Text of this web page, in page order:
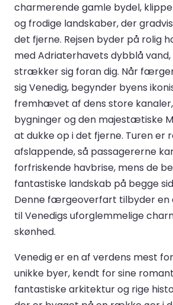
charmerende gamle bydel,
og frodige landskaber, der
det fjerne. Rejsen byder på rolig
med Adriaterhavets dybblå
strækker sig foran dig. Når
sig Venedig, begynder byens
fremhævet af dens store
bygninger og den majestætiske
at dukke op i det fjerne. Turen er
afslappende, så passagererne
forfriskende havbrise, mens de
fantastiske landskab på begge
Denne færgeoverfart tilbyder en
til Venedigs uforglemmelige
skønhed.
Venedig er en af verdens mest
unikke byer, kendt for sine
fantastiske arkitektur og rige